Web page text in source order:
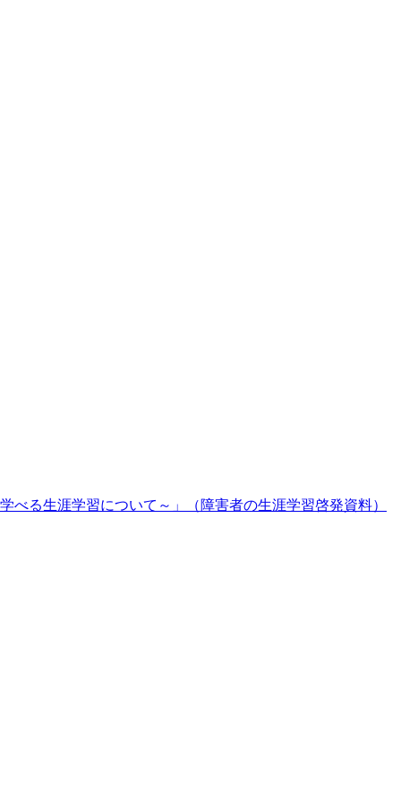
る生涯学習について～」（障害者の生涯学習啓発資料）